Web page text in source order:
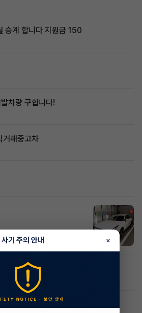
승계 합니다 지원금 150
차량 구합니다!
거래중고차
기 주의 안내 ×